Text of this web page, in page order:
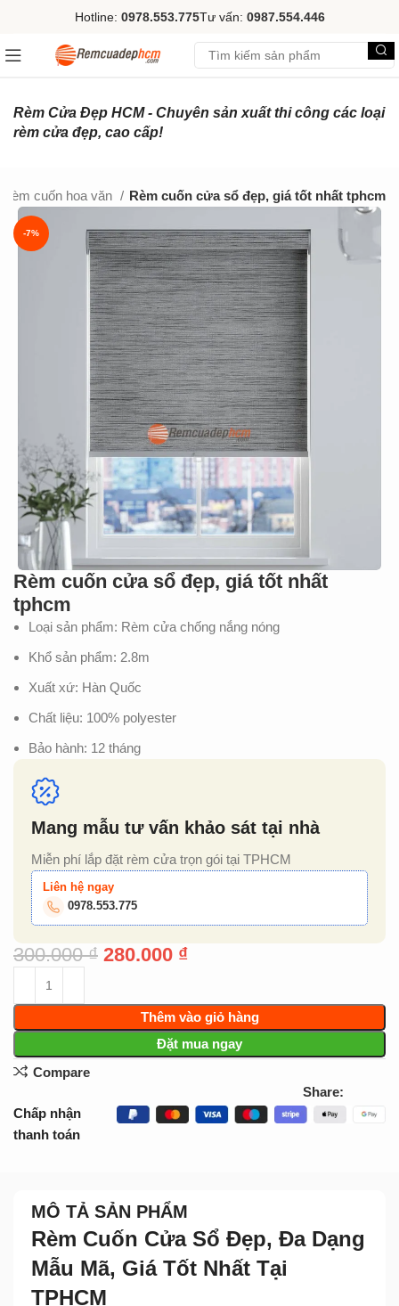
Hotline: 0978.553.775Tư vấn: 0987.554.446
Rèm Cửa Đẹp HCM - Chuyên sản xuất thi công các loại
rèm cửa đẹp, cao cấp!
Rèm cuốn hoa văn Rèm cuốn cửa sổ đẹp, giá tốt nhất tphcm
-7%
Rèm cuốn cửa sổ đẹp, giá tốt nhất
tphcm
Loại sản phẩm: Rèm cửa chống nắng nóng
Khổ sản phẩm: 2.8m
Xuất xứ: Hàn Quốc
Chất liệu: 100% polyester
Bảo hành: 12 tháng
Mang mẫu tư vấn khảo sát tại nhà
Miễn phí lắp đặt rèm cửa trọn gói tại TPHCM
Liên hệ ngay
0978.553.775
300.000₫ 280.000 ₫
Thêm vào giỏ hàng
Đặt mua ngay
Compare
Share:
Chấp nhận
thanh toán
MÔ TẢ SẢN PHẨM
Rèm Cuốn Cửa Sổ Đẹp, Đa Dạng
Mẫu Mã, Giá Tốt Nhất Tại
TPHCM